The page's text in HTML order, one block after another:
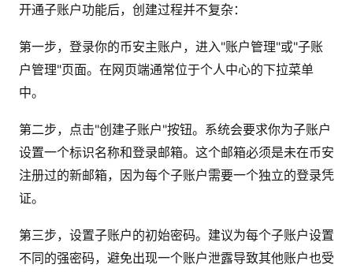
开通子账户功能后，创建过程并不复杂：
第一步，登录你的币安主账户，进入"账户管理"或"子账
户管理"页面。在网页端通常位于个人中心的下拉菜单
中。
第二步，点击"创建子账户"按钮。系统会要求你为子账户
设置一个标识名称和登录邮箱。这个邮箱必须是未在币安
注册过的新邮箱，因为每个子账户需要一个独立的登录凭
证。
第三步，设置子账户的初始密码。建议为每个子账户设置
不同的强密码，避免出现一个账户泄露导致其他账户也受